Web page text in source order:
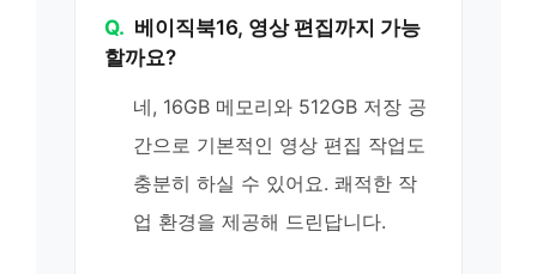
Q. 베이직북16, 영상 편집까지 가능
할까요?
네, 16GB 메모리와 512GB 저장 공
간으로 기본적인 영상 편집 작업도
충분히 하실 수 있어요. 쾌적한 작
업 환경을 제공해 드린답니다.